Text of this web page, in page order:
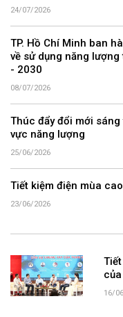
24/07/2026
TP. Hồ Chí Minh ban
về sử dụng năng
- 2030
08/07/2026
Thúc đẩy đổi mới
vực năng lượng
25/06/2026
Tiết kiệm điện mùa
23/06/2026
16/